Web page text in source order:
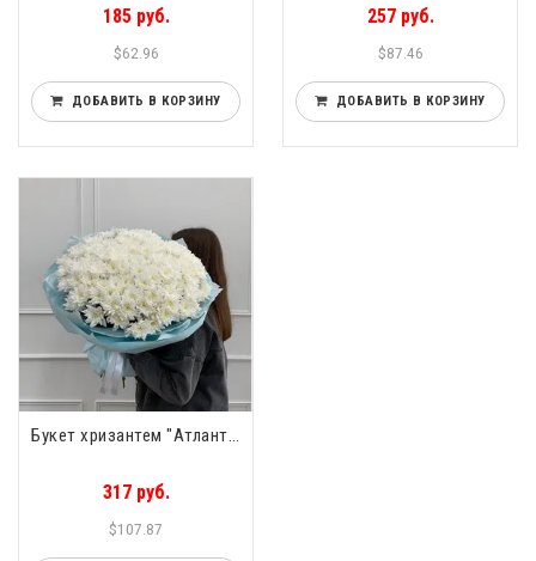
185 руб.
$62.96
ДОБАВИТЬ В КОРЗИНУ
257 руб.
$87.46
ДОБАВИТЬ В КОРЗИНУ
Букет хризантем "Атланта" 31шт
317 руб.
$107.87